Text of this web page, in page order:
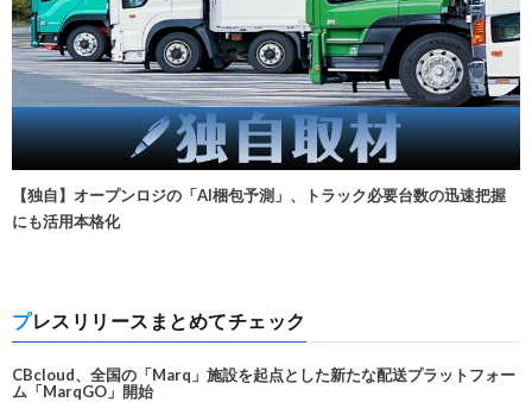
【独自】オープンロジの「AI梱包予測」、トラック必要台数の迅速把握
にも活用本格化
プレスリリースまとめてチェック
CBcloud、全国の「Marq」施設を起点とした新たな配送プラットフォー
ム「MarqGO」開始